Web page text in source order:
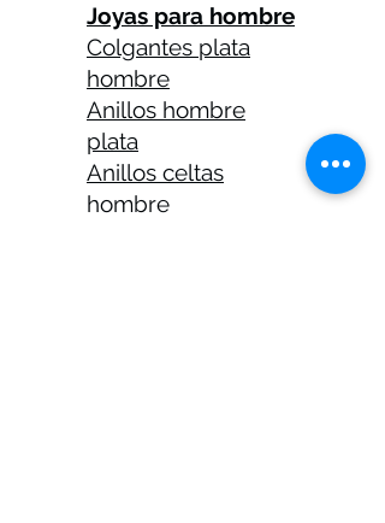
Joyas para hombre
Colgantes plata
hombre
Anillos hombre
plata
Anillos celtas
hombre